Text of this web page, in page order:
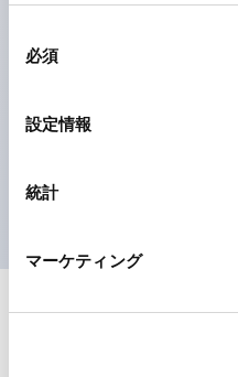
必須
設定情報
統計
マーケティング
カラーユニバーサルデザ
対応。
現がより明確・鮮明で、